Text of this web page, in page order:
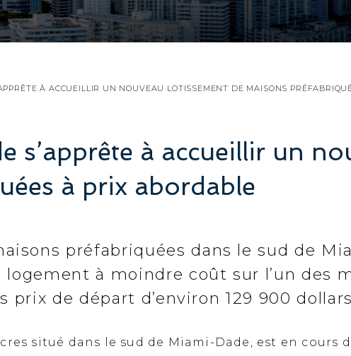
À ACCUEILLIR UN NOUVEAU LOTISSEMENT DE MAISONS
s’apprête à accueillir un
à prix abordable
préfabriquées dans le sud de
à moindre coût sur l’un des
prix de départ d’environ 129 900
situé dans le sud de Miami-Dade, est en cours